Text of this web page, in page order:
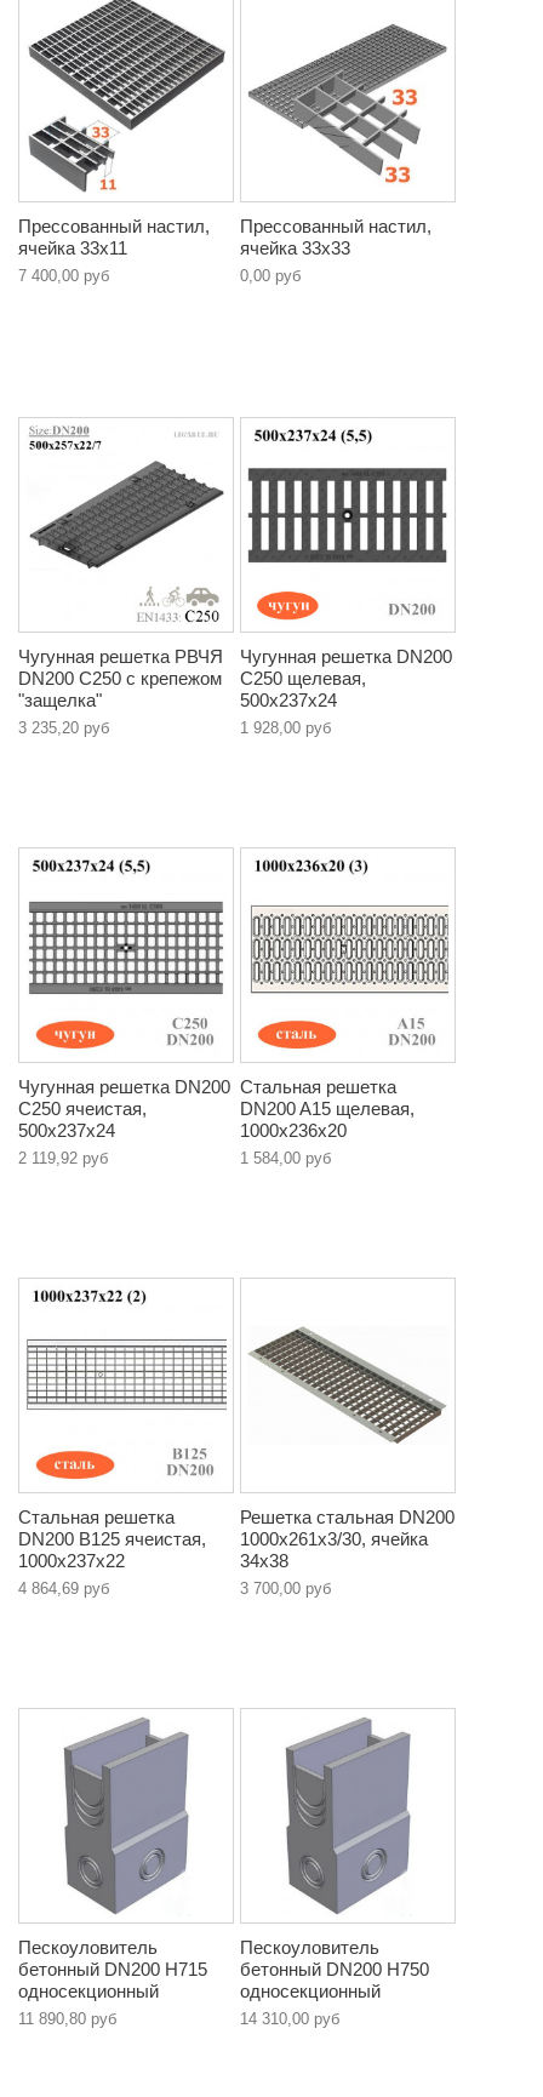
Прессованный настил,
ячейка 33х11
7 400,00 руб
Прессованный настил,
ячейка 33х33
0,00 руб
Чугунная решетка РВЧЯ
DN200 C250 с крепежом
"защелка"
3 235,20 руб
Чугунная решетка DN200
C250 щелевая,
500х237х24
1 928,00 руб
Чугунная решетка DN200
C250 ячеистая,
500х237х24
2 119,92 руб
Стальная решетка
DN200 A15 щелевая,
1000х236х20
1 584,00 руб
Стальная решетка
DN200 B125 ячеистая,
1000х237х22
4 864,69 руб
Решетка стальная DN200
1000х261х3/30, ячейка
34х38
3 700,00 руб
Пескоуловитель
бетонный DN200 Н715
односекционный
11 890,80 руб
Пескоуловитель
бетонный DN200 Н750
односекционный
14 310,00 руб